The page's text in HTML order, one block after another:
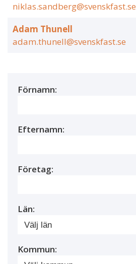
niklas.sandberg@svenskfast.se
Adam Thunell
adam.thunell@svenskfast.se
Förnamn:
Efternamn:
Företag:
Län:
Kommun: